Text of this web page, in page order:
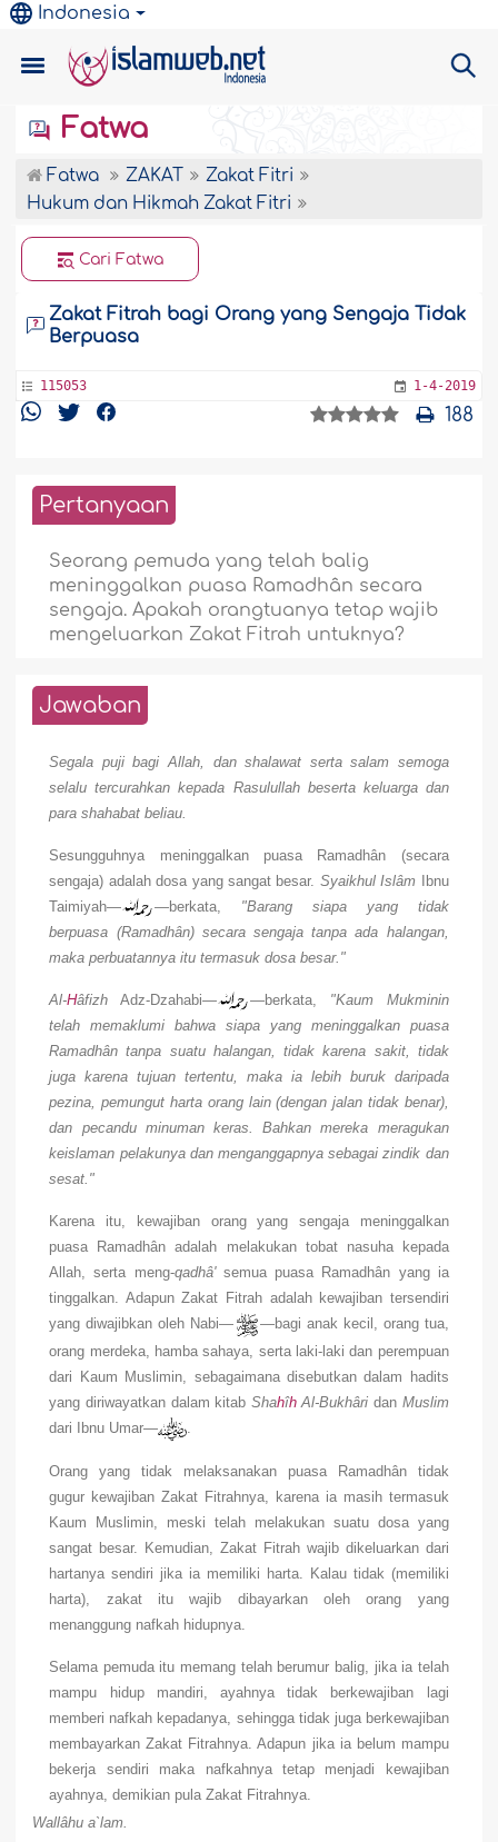
Indonesia
Fatwa
Fatwa ZAKAT
Zakat Fitri
Hukum dan Hikmah Zakat Fitri
Cari Fatwa
Zakat Fitrah bagi Orang yang Sengaja Tidak
Berpuasa
115053 1-4-2019
188
Pertanyaan
Seorang pemuda yang telah balig
meninggalkan puasa Ramadhân secara
sengaja. Apakah orangtuanya tetap wajib
mengeluarkan Zakat Fitrah untuknya?
Jawaban
Segala puji bagi Allah, dan shalawat serta salam semoga
selalu tercurahkan kepada Rasulullah beserta keluarga dan
para shahabat beliau.
Sesungguhnya meninggalkan puasa Ramadhân (secara
sengaja) adalah dosa yang sangat besar. Syaikhul Islâm
Ibnu
Taimiyah—
—berkata, "Barang siapa yang tidak
berpuasa (Ramadhân) secara sengaja tanpa ada halangan,
maka perbuatannya itu termasuk dosa besar."
Al-Hâfizh Adz-Dzahabi— —berkata, "Kaum Mukminin
telah memaklumi bahwa siapa yang meninggalkan puasa
Ramadhân tanpa suatu halangan, tidak karena sakit, tidak
juga karena tujuan tertentu, maka ia lebih buruk daripada
pezina, pemungut harta orang lain (dengan jalan tidak benar),
dan pecandu minuman keras. Bahkan mereka meragukan
keislaman pelakunya dan menganggapnya sebagai zindik dan
sesat."
Karena itu, kewajiban orang yang sengaja meninggalkan
puasa Ramadhân adalah melakukan tobat nasuha kepada
Allah, serta meng-qadhâ'semua puasa Ramadhân yang ia
tinggalkan. Adapun Zakat Fitrah adalah kewajiban tersendiri
yang diwajibkan oleh Nabi—
—bagi anak kecil, orang tua,
orang merdeka, hamba sahaya, serta laki-laki dan perempuan
dari Kaum Muslimin, sebagaimana disebutkan dalam hadits
yang diriwayatkan dalam kitab Shahîh Al-Bukhâri dan Muslim
dari Ibnu Umar—
Orang yang tidak melaksanakan puasa Ramadhân tidak
gugur kewajiban Zakat Fitrahnya, karena ia masih termasuk
Kaum Muslimin, meski telah melakukan suatu dosa yang
sangat besar. Kemudian, Zakat Fitrah wajib dikeluarkan dari
hartanya sendiri jika ia memiliki harta. Kalau tidak (memiliki
harta), zakat itu wajib dibayarkan oleh orang yang
menanggung nafkah hidupnya.
Selama pemuda itu memang telah berumur balig, jika ia telah
mampu hidup mandiri, ayahnya tidak berkewajiban lagi
memberi nafkah kepadanya, sehingga tidak juga berkewajiban
membayarkan Zakat Fitrahnya. Adapun jika ia belum mampu
bekerja sendiri maka nafkahnya tetap menjadi kewajiban
ayahnya, demikian pula Zakat Fitrahnya.
Wallâhu a`lam.